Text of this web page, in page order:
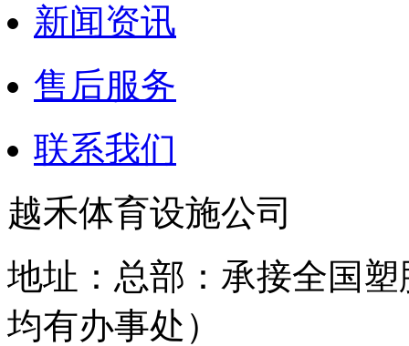
新闻资讯
售后服务
联系我们
越禾体育设施公司
地址：总部：承接全国
均有办事处）